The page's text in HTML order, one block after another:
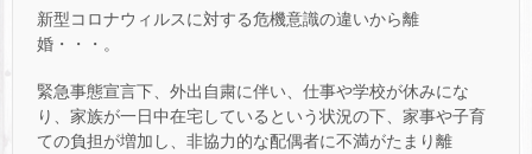
新型コロナウィルスに対する危機意識の違いから離
婚・・・。
緊急事態宣言下、外出自粛に伴い、仕事や学校が休みにな
り、家族が一日中在宅しているという状況の下、家事や子育
ての負担が増加し、非協力的な配偶者に不満がたまり離